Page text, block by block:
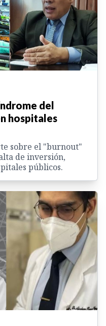
del
hospitales
sobre el "burnout"
de inversión,
públicos.